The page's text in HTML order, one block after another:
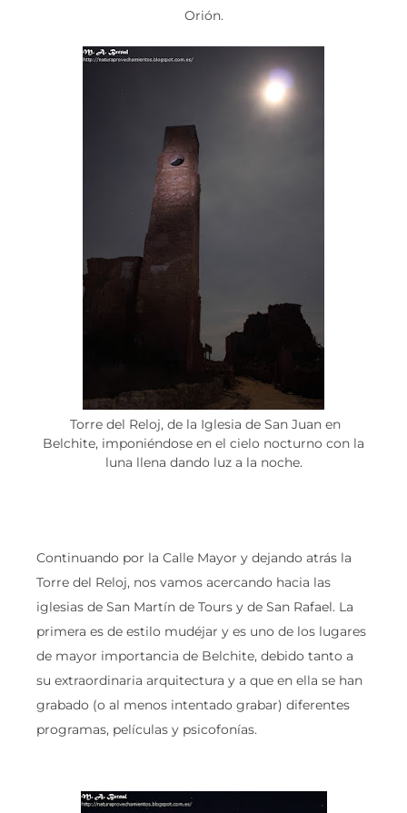
Orión.
Torre del Reloj, de la Iglesia de San Juan en
Belchite, imponiéndose en el cielo nocturno con la
luna llena dando luz a la noche.
Continuando por la Calle Mayor y dejando atrás la
Torre del Reloj, nos vamos acercando hacia las
iglesias de San Martín de Tours y de San Rafael. La
primera es de estilo mudéjar y es uno de los lugares
de mayor importancia de Belchite, debido tanto a
su extraordinaria arquitectura y a que en ella se han
grabado (o al menos intentado grabar) diferentes
programas, películas y psicofonías.